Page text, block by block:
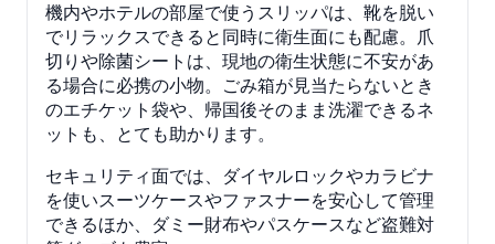
機内やホテルの部屋で使うスリッパは、靴を脱い
でリラックスできると同時に衛生面にも配慮。爪
切りや除菌シートは、現地の衛生状態に不安があ
る場合に必携の小物。ごみ箱が見当たらないとき
のエチケット袋や、帰国後そのまま洗濯できるネ
ットも、とても助かります。
セキュリティ面では、ダイヤルロックやカラビナ
を使いスーツケースやファスナーを安心して管理
できるほか、ダミー財布やパスケースなど盗難対